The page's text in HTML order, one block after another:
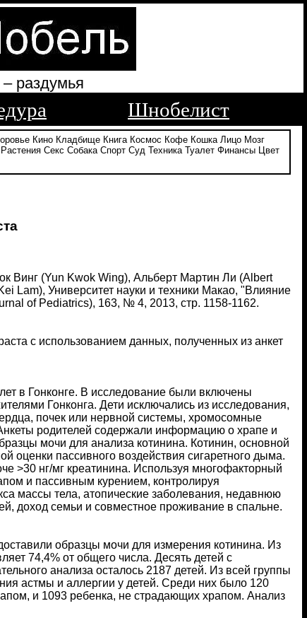
раздумья
Шнобелист
Кино Кладбище Книга Космос Кофе Кошка Лицо Мозг
Растения Секс Собака Спорт Суд Техника Туалет Финансы
Цвет
Винг (Yun Kwok Wing), Альберт Мартин Ли (Albert
Lam), Университет науки и техники Макао, "Влияние
of Pediatrics), 163, № 4, 2013, стр. 1158-1162.
с использованием данных, полученных из анкет
в Гонконге. В исследование были включены
Гонконга. Дети исключались из исследования,
почек или нервной системы, хромосомные
родителей содержали информацию о храпе и
мочи для анализа котинина. Котинин, основной
оценки пассивного воздействия сигаретного дыма.
>30 нг/мг креатинина. Используя многофакторный
и пассивным курением, контролируя
массы тела, атопические заболевания, недавнюю
доход семьи и совместное проживание в спальне.
образцы мочи для измерения котинина. Из
74,4% от общего числа. Десять детей с
анализа осталось 2187 детей. Из всей группы
астмы и аллергии у детей. Среди них было 120
и 1093 ребенка, не страдающих храпом. Анализ